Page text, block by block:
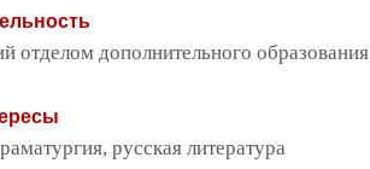
отделом дополнительного образования
русская литература